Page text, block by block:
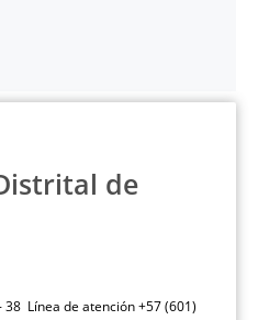
de
38 Línea de atención +57 (601)